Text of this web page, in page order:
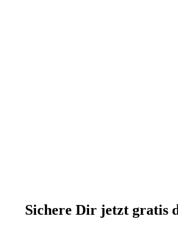
Sichere Dir jetzt gratis